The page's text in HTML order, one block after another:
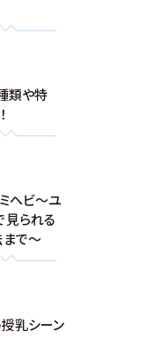
類や特
ヘビ～ユ
見られる
で～
乳シーン